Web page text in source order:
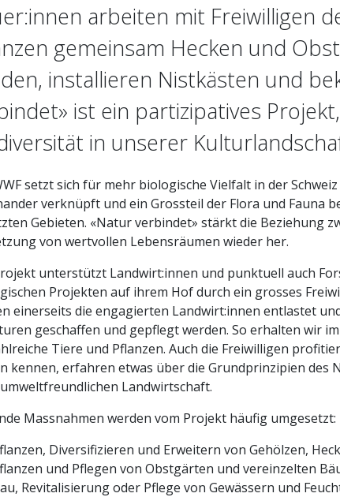
arbeiten mit Freiwilligen
gemeinsam Hecken und
installieren Nistkästen und
ist ein partizipatives
in unserer
setzt sich für mehr biologische Vielfalt in der
verknüpft und ein Grossteil der Flora und Fauna
Gebieten. «Natur verbindet» stärkt die Beziehung
von wertvollen Lebensräumen wieder her.
unterstützt Landwirt:innen und punktuell auch
Projekten auf ihrem Hof durch ein grosses
einerseits die engagierten Landwirt:innen entlastet
geschaffen und gepflegt werden. So erhalten wir
Tiere und Pflanzen. Auch die Freiwilligen
kennen, erfahren etwas über die Grundprinzipien des
Landwirtschaft.
Massnahmen werden vom Projekt häufig umgesetzt:
Diversifizieren und Erweitern von Gehölzen,
und Pflegen von Obstgärten und vereinzelten
Revitalisierung oder Pflege von Gewässern und